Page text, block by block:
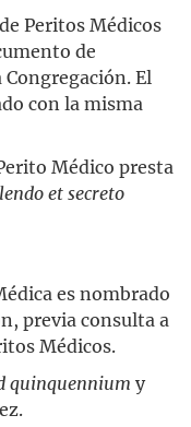
Peritos Médicos
de
El
con la misma
Médico presta
et secreto
es nombrado
previa consulta a
Médicos.
quinquennium y